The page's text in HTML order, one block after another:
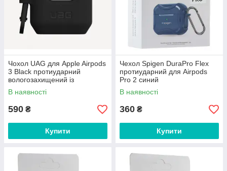
Чохол UAG для Apple Airpods
3 Black протиударний
вологозахищений із
карабіном
В наявності
590 ₴
Купити
Чехол Spigen DuraPro Flex
протиударний для Airpods
Pro 2 синий
В наявності
360 ₴
Купити